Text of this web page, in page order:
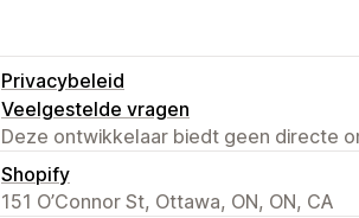
Privacybeleid
Veelgestelde vragen
Deze ontwikkelaar biedt geen directe
Shopify
151 O’Connor St, Ottawa, ON, ON, CA